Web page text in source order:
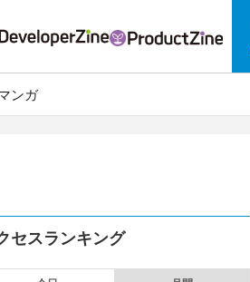
ンガ
セスランキング